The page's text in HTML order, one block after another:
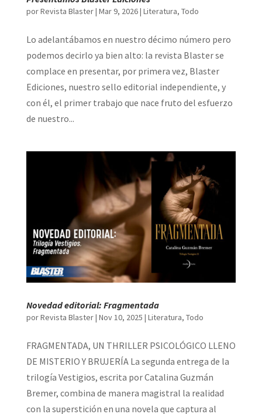
porRevista Blaster| Mar 9, 2026| Literatura, Todo
Lo adelantábamos en nuestro décimo número pero
podemos decirlo ya bien alto: la revista Blaster se
complace en presentar, por primera vez, Blaster
Ediciones, nuestro sello editorial independiente, y
con él, el primer trabajo que nace fruto del esfuerzo
de nuestro...
Novedad editorial: Fragmentada
porRevista Blaster| Nov 10, 2025 | Literatura, Todo
FRAGMENTADA, UN THRILLER PSICOLÓGICO LLENO
DE MISTERIO Y BRUJERÍA La segunda entrega de la
trilogía Vestigios, escrita por Catalina Guzmán
Bremer, combina de manera magistral la realidad
con la superstición en una novela que captura al